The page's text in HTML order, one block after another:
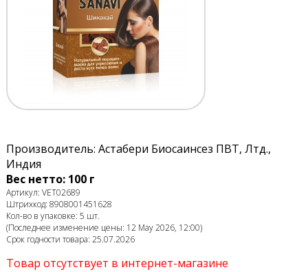
Производитель: Астабери Биосаинсез ПВТ, Лтд.,
Индия
Вес нетто: 100 г
Артикул: VET02689
Штрихкод: 8908001451628
Кол-во в упаковке: 5 шт.
(Последнее изменение цены: 12 May 2026, 12:00)
Срок годности товара: 25.07.2026
Товар отсутствует в интернет-магазине